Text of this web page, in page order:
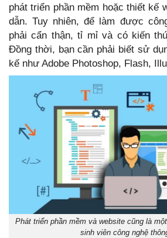
phát triển phần mềm hoặc thiết kế
dẫn. Tuy nhiên, để làm được
phải cẩn thận, tỉ mỉ và có kiến
Đồng thời, bạn cần phải biết sử
kế như Adobe Photoshop, Flash,
Phát triển phần mềm và website cũng là
sinh viên công nghệ